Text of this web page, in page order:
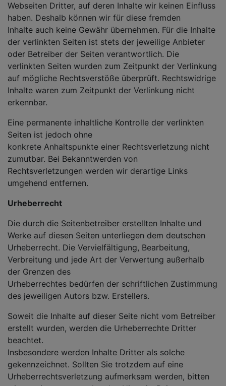
Webseiten Dritter, auf deren Inhalte wir keinen Einfluss
haben. Deshalb können wir für diese fremden
Inhalte auch keine Gewähr übernehmen. Für die Inhalte
der verlinkten Seiten ist stets der jeweilige Anbieter
oder Betreiber der Seiten verantwortlich. Die
verlinkten Seiten wurden zum Zeitpunkt der Verlinkung
auf mögliche Rechtsverstöße überprüft. Rechtswidrige
Inhalte waren zum Zeitpunkt der Verlinkung nicht
erkennbar.
Eine permanente inhaltliche Kontrolle der verlinkten
Seiten ist jedoch ohne
konkrete Anhaltspunkte einer Rechtsverletzung nicht
zumutbar. Bei Bekanntwerden von
Rechtsverletzungen werden wir derartige Links
umgehend entfernen.
Urheberrecht
Die durch die Seitenbetreiber erstellten Inhalte und
Werke auf diesen Seiten unterliegen dem deutschen
Urheberrecht. Die Vervielfältigung, Bearbeitung,
Verbreitung und jede Art der Verwertung außerhalb
der Grenzen des
Urheberrechtes bedürfen der schriftlichen Zustimmung
des jeweiligen Autors bzw. Erstellers.
Soweit die Inhalte auf dieser Seite nicht vom Betreiber
erstellt wurden, werden die Urheberrechte Dritter
beachtet.
Insbesondere werden Inhalte Dritter als solche
gekennzeichnet. Sollten Sie trotzdem auf eine
Urheberrechtsverletzung aufmerksam werden, bitten